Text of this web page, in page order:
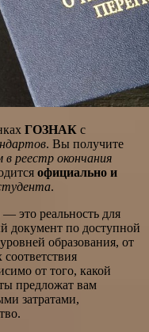
ГОЗНАК с
. Вы получите
в реестр окончания
официально и
.
— это реальность для
документ по доступной
образования, от
от того, какой
предложат вам
затратами,